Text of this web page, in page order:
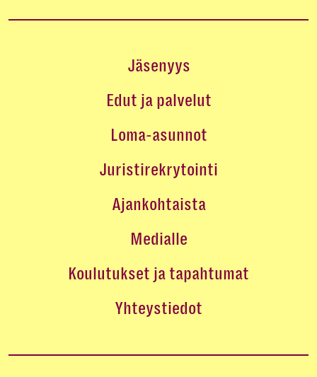
Jäsenyys
Edut ja palvelut
Loma-asunnot
Juristirekrytointi
Ajankohtaista
Medialle
Koulutukset ja tapahtumat
Yhteystiedot